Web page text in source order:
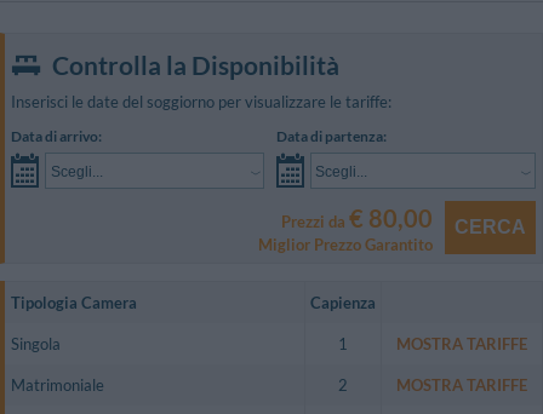
Controlla la Disponibilità
Inserisci le date del soggiorno per visualizzare le tariffe:
Data di arrivo:
Scegli...
Data di partenza:
Scegli...
Prezzi da € 80,00
Miglior Prezzo Garantito
CERCA
Tipologia Camera Capienza
Singola 1 MOSTRA TARIFFE
Matrimoniale 2 MOSTRA TARIFFE